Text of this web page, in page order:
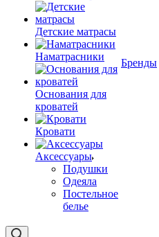
Детские матрасы
Наматрасники
Основания для
кроватей
Кровати
Аксессуары
Подушки
Одеяла
Постельное
белье
Бренды